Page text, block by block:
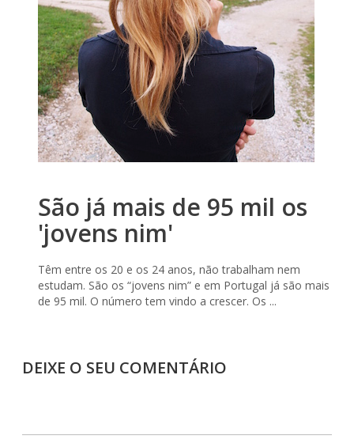
São já mais de 95 mil os
'jovens nim'
Têm entre os 20 e os 24 anos, não trabalham nem
estudam. São os “jovens nim” e em Portugal já são mais
de 95 mil. O número tem vindo a crescer. Os ...
DEIXE O SEU COMENTÁRIO